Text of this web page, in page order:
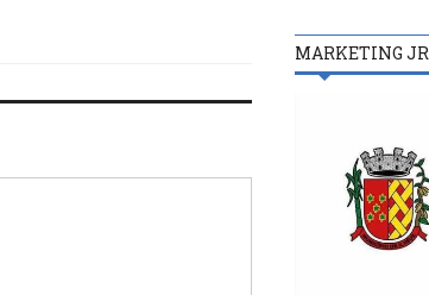
MARKETING JR